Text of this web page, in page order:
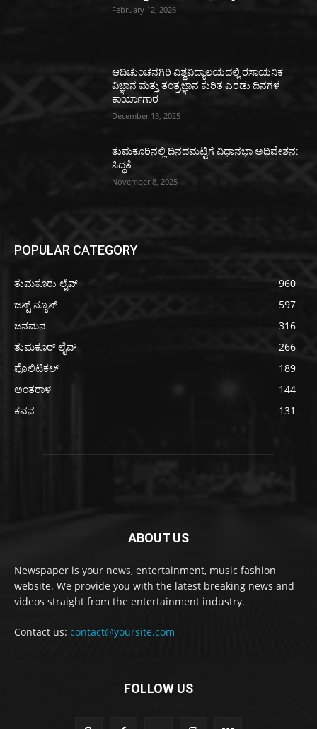
February 12, 2026
ಆದಿಚುಂಚನಗಿರಿ ವಿಶ್ವವಿದ್ಯಾಲಯದಲ್ಲಿ ರಸಾಯನಿಕ
ವಿಜ್ಞಾನ ಮತ್ತು ತಂತ್ರಜ್ಞಾನ ಕುರಿತ ಎರಡು ದಿನಗಳ
ಕಾರ್ಯಾಗಾರ
December 13, 2025
ತುಮಕೂರಿನಲ್ಲಿ ದಿನದಮಟ್ಟಿಗೆ ವಿಧಾನಭಾ ಅಧಿವೇಶನ:
ಸಿದ್ಧತೆ
November 8, 2025
POPULAR CATEGORY
ತುಮಕೂರು ಲೈವ್
960
ಜಸ್ಟ್ ನ್ಯೂಸ್
597
ಜನಮನ
316
ತುಮಕೂರ್ ಲೈವ್
266
ಪೊಲಿಟಿಕಲ್
189
ಅಂತರಾಳ
144
ಕವನ
131
ABOUT US
Newspaper is your news, entertainment, music fashion
website. We provide you with the latest breaking news and
videos straight from the entertainment industry.
Contact us: contact@yoursite.com
FOLLOW US